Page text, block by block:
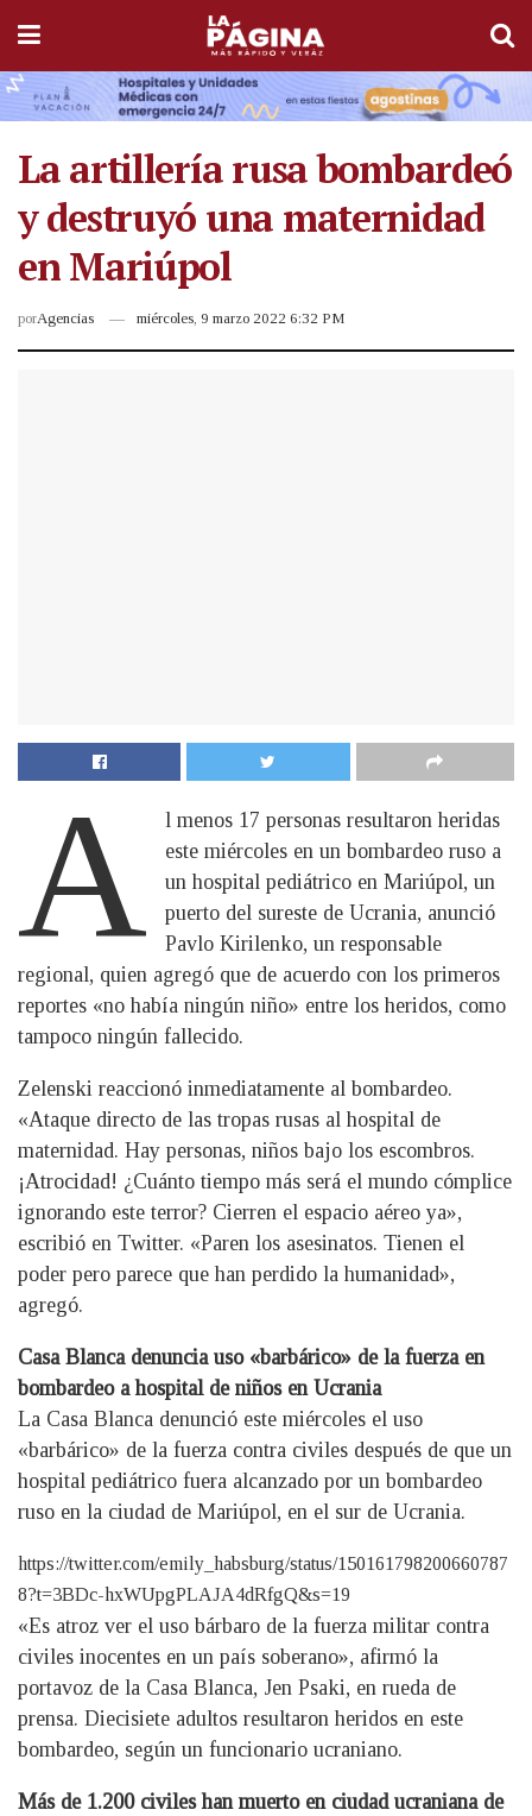
La artillería rusa bombardeó
y destruyó una maternidad
en Mariúpol
porAgencias miércoles, 9 marzo 2022 6:32 PM
A
l menos 17 personas resultaron heridas
este miércoles en un bombardeo ruso a
un hospital pediátrico en Mariúpol, un
puerto del sureste de Ucrania, anunció
Pavlo Kirilenko, un responsable
regional, quien agregó que de acuerdo con los primeros
reportes «no había ningún niño» entre los heridos, como
tampoco ningún fallecido.
Zelenski reaccionó inmediatamente al bombardeo.
«Ataque directo de las tropas rusas al hospital de
maternidad. Hay personas, niños bajo los escombros.
¡Atrocidad! ¿Cuánto tiempo más será el mundo cómplice
ignorando este terror? Cierren el espacio aéreo ya»,
escribió en Twitter. «Paren los asesinatos. Tienen el
poder pero parece que han perdido la humanidad»,
agregó.
Casa Blanca denuncia uso «barbárico» de la fuerza en
bombardeo a hospital de niños en Ucrania
La Casa Blanca denunció este miércoles el uso
«barbárico» de la fuerza contra civiles después de que un
hospital pediátrico fuera alcanzado por un bombardeo
ruso en la ciudad de Mariúpol, en el sur de Ucrania.
https://twitter.com/emily_habsburg/status/150161798200660787
8?t=3BDc-hxWUpgPLAJA4dRfgQ&s=19
«Es atroz ver el uso bárbaro de la fuerza militar contra
civiles inocentes en un país soberano», afirmó la
portavoz de la Casa Blanca, Jen Psaki, en rueda de
prensa. Diecisiete adultos resultaron heridos en este
bombardeo, según un funcionario ucraniano.
Más de 1.200 civiles han muerto en ciudad ucraniana de